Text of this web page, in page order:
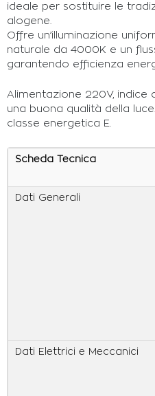
ideale per sostituire le
alogene.
Offre un’illuminazione
naturale da 4000K e un
garantendo efficienza
Alimentazione 220V, indice
una buona qualità della
classe energetica E.
Scheda Tecnica
Dati Generali
Dati Elettrici e Meccanici